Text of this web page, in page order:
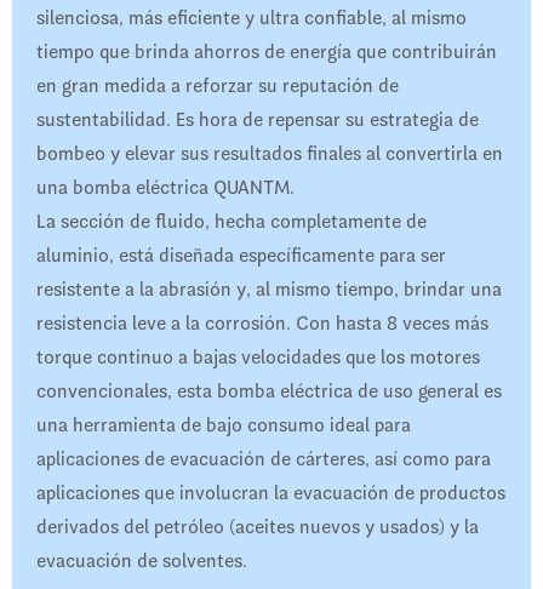
silenciosa, más eficiente y ultra confiable, al mismo
tiempo que brinda ahorros de energía que contribuirán
en gran medida a reforzar su reputación de
sustentabilidad. Es hora de repensar su estrategia de
bombeo y elevar sus resultados finales al convertirla en
una bomba eléctrica QUANTM.
La sección de fluido, hecha completamente de
aluminio, está diseñada específicamente para ser
resistente a la abrasión y, al mismo tiempo, brindar una
resistencia leve a la corrosión. Con hasta 8 veces más
torque continuo a bajas velocidades que los motores
convencionales, esta bomba eléctrica de uso general es
una herramienta de bajo consumo ideal para
aplicaciones de evacuación de cárteres, así como para
aplicaciones que involucran la evacuación de productos
derivados del petróleo (aceites nuevos y usados) y la
evacuación de solventes.